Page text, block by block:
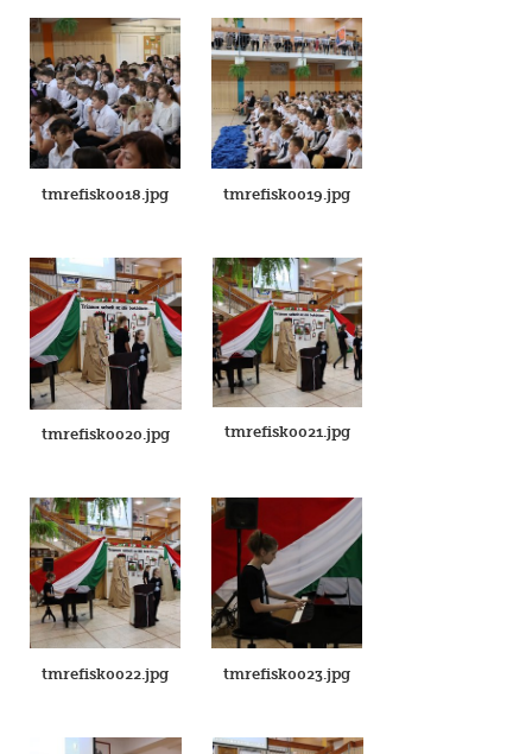
tmrefisk0018.jpg tmrefisk0019.jpg
tmrefisk0020.jpg tmrefisk0021.jpg
tmrefisk0022.jpg tmrefisk0023.jpg